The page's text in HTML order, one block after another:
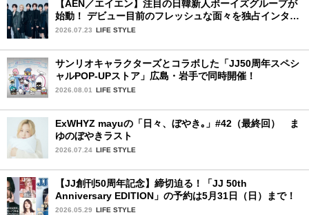
【AEN／エイエン】注目の日韓新人ボーイズグループが
始動！ デビュー目前のフレッシュな面々を独占インタビ
ュー。7人の魅力に迫ります♪
2026.07.23 LIFE STYLE
サンリオキャラクターズとコラボした「JJ50周年スペシ
ャルPOP-UPストア」広島・岩手で同時開催！
2026.08.01 LIFE STYLE
ExWHYZ mayuの「日々、ぼやき｡」#42（最終回） ま
ゆのぼやきラスト
2026.07.24 LIFE STYLE
【JJ創刊50周年記念】締切迫る！「JJ 50th
Anniversary EDITION」の予約は5月31日（日）まで！
2026.05.29 LIFE STYLE